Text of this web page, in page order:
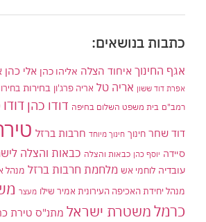
כתבות בנושאים:
אגף החינוך איחוד הצלה אליהו כהן אלי כהן
אפרת דוד ששון אריה טל אריה פרג'ון בחירות
רמב"ם בית משפט השלום בחיפה דודו כהן
דוד שחר חינוך חינוך מיוחד חרבות ברזל
סיידה יוסף כהן כבאות והצלה כבאות והצלה
עובדיה לוחמי אש מלחמת חרבות ברזל מנהל
מנהל יחידת האכיפה העירונית אמיר שילו מעצר
כרמלמשטרת ישראל מתנ"ס טירת